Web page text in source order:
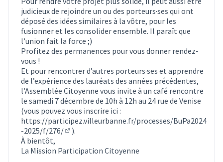
judicieux de rejoindre un ou des porteurs·ses qui ont
déposé des idées similaires à la vôtre, pour les
fusionner et les consolider ensemble. Il paraît que
l’union fait la force ;)
Profitez des permanences pour vous donner rendez-
vous !
Et pour rencontrer d’autres porteurs·ses et apprendre
de l’expérience des lauréats des années précédentes,
l’Assemblée Citoyenne vous invite à un café rencontre
le samedi 7 décembre de 10h à 12h au 24 rue de Venise
(vous pouvez vous inscrire ici :
https://participez.villeurbanne.fr/processes/BuPa2024
-2025/f/276/
(S'ouvre dans un nouvel onglet)
).
À bientôt,
La Mission Participation Citoyenne